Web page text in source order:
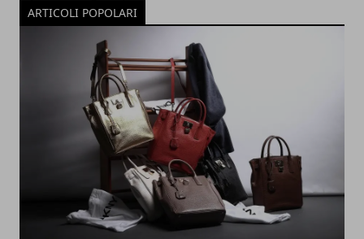
ARTICOLI POPOLARI